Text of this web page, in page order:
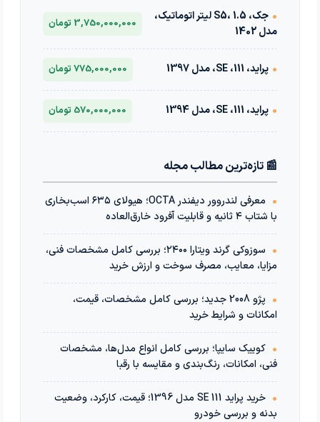
•
جک، S5، 1.5 لیتر اتوماتیک،
مدل 1402
3,750,000,000 تومان
• پراید، 111، SE، مدل 1397 775,000,000 تومان
• پراید، 111، SE، مدل 1394 570,000,000 تومان
📰 تازه‌ترین مطالب مجله
•
معرفی لندروور دیفندر OCTA؛ هیولای ۶۳۵ اسب‌بخاری
با شتاب ۴ ثانیه و قابلیت آفرود خارق‌العاده
•
سوزوکی گرند ویتارا ۲۴۰۰؛ بررسی کامل مشخصات فنی،
مزایا، معایب، مصرف سوخت و ارزش خرید
•
پژو 2008 جدید؛ بررسی کامل مشخصات، قیمت،
امکانات و شرایط خرید
• کوییک سایپا؛ بررسی کامل انواع مدل‌ها، مشخصات
فنی، امکانات، رنگ‌بندی و مقایسه با رقبا
•
خرید پراید 111 SE مدل 1396؛ قیمت، کارکرد، وضعیت
بدنه و بررسی خودرو